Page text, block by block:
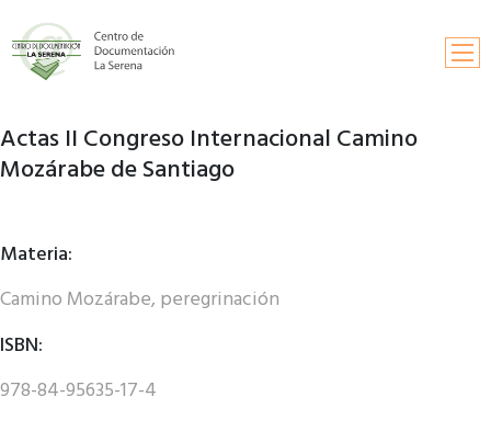
Inicio
Información y contactos
Solicitud de publicaciones
Fondos documentales
Actas II Congreso Internacional Camino
Mozárabe de Santiago
Materia:
Camino Mozárabe, peregrinación
ISBN:
978-84-95635-17-4